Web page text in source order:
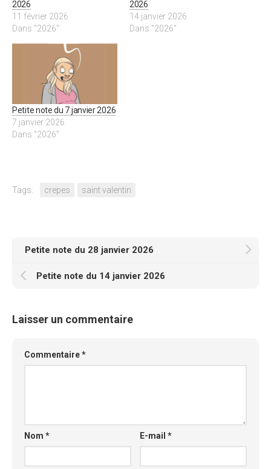
2026
11 février 2026
Dans "2026"
2026
14 janvier 2026
Dans "2026"
Petite note du 7 janvier 2026
7 janvier 2026
Dans "2026"
Tags: crepes saint valentin
Petite note du 28 janvier 2026
Petite note du 14 janvier 2026
Laisser un commentaire
Commentaire*
Nom * E-mail*